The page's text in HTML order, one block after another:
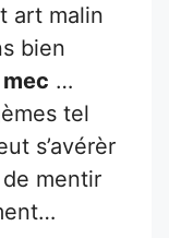
art malin
bien
mec …
tel
s’avérèr
mentir